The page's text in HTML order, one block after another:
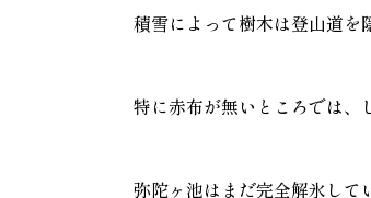
積雪によって樹木は登山道を
特に赤布が無いところでは、
弥陀ヶ池はまだ完全解氷して